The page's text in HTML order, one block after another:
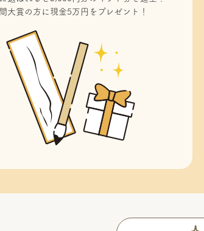
大賞の方に現金5万円をプレゼント！